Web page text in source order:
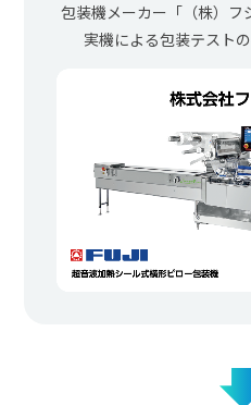
包装機メーカー「（株）フ
実機による包装テスト